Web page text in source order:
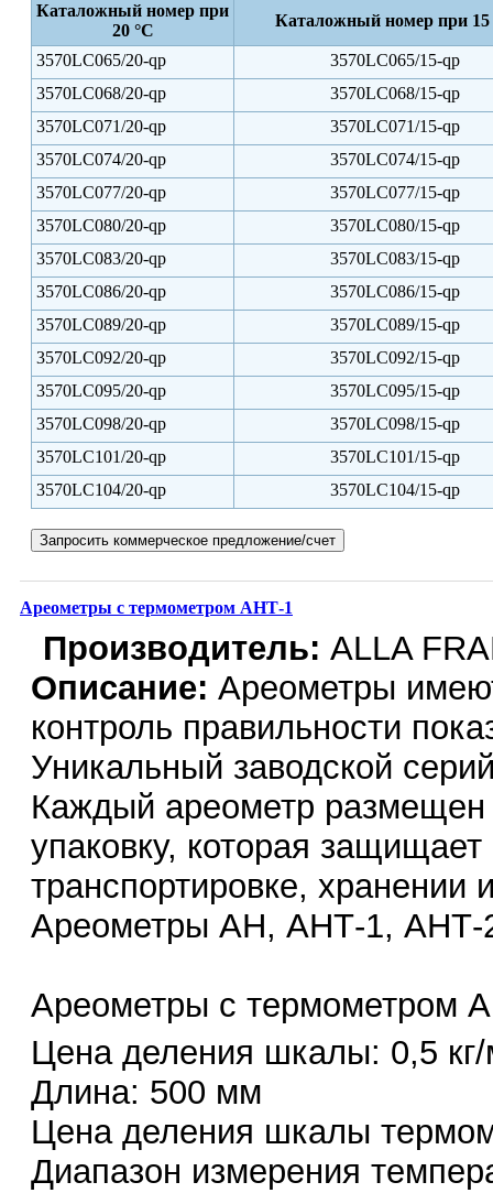
Каталожный номер при
20 °С
Каталожный номер при 15
3570LC065/20-qp
3570LC065/15-qp
3570LC068/20-qp
3570LC068/15-qp
3570LC071/20-qp
3570LC071/15-qp
3570LC074/20-qp
3570LC074/15-qp
3570LC077/20-qp
3570LC077/15-qp
3570LC080/20-qp
3570LC080/15-qp
3570LC083/20-qp
3570LC083/15-qp
3570LC086/20-qp
3570LC086/15-qp
3570LC089/20-qp
3570LC089/15-qp
3570LC092/20-qp
3570LC092/15-qp
3570LC095/20-qp
3570LC095/15-qp
3570LC098/20-qp
3570LC098/15-qp
3570LC101/20-qp
3570LC101/15-qp
3570LC104/20-qp
3570LC104/15-qp
Ареометры с термометром АНТ-1
Производитель: ALLA
Описание: Ареометры
контроль правильности
Уникальный заводской
Каждый ареометр размещен
упаковку, которая
транспортировке, хранении
Ареометры АН, АНТ-1,
Ареометры с термометром
Цена деления шкалы: 0,5
Длина: 500 мм
Цена деления шкалы
Диапазон измерения